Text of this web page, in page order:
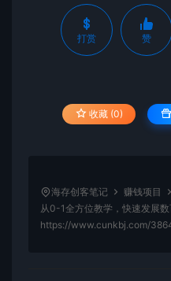
打赏 赞
收藏 (0)
海存创客笔记 赚钱项目
从0-1全方位教学，快速发展
https://www.cunkbj.com/